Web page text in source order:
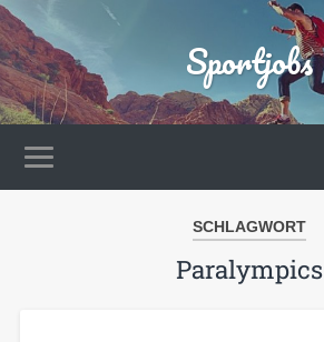
Sportjobs
SCHLAGWORT
Paralympics